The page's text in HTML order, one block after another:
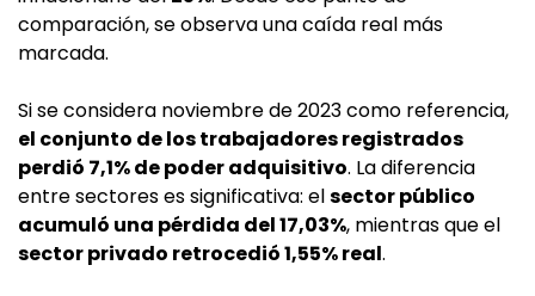
comparación, se observa una caída real más
marcada.
Si se considera noviembre de 2023 como referencia,
el conjunto de los trabajadores registrados
perdió 7,1% de poder adquisitivo. La diferencia
entre sectores es significativa: elsector público
acumuló una pérdida del 17,03%, mientras que el
sector privado retrocedió 1,55% real.